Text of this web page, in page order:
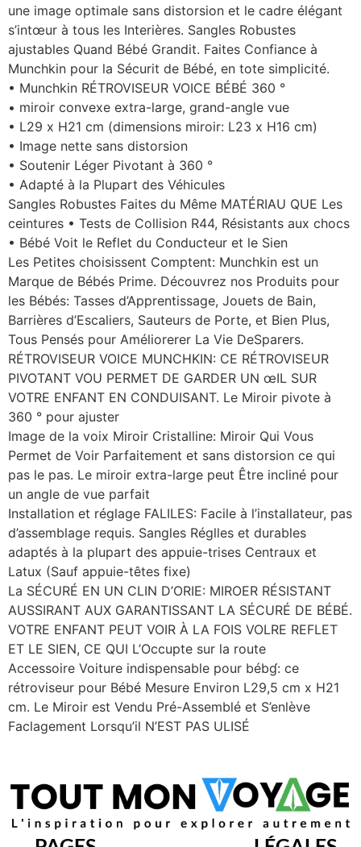
une image optimale sans distorsion et le cadre élégant
s’intœur à tous les Interières. Sangles Robustes
ajustables Quand Bébé Grandit. Faites Confiance à
Munchkin pour la Sécurit de Bébé, en tote simplicité.
• Munchkin RÉTROVISEUR VOICE BÉBÉ 360 °
• miroir convexe extra-large, grand-angle vue
• L29 x H21 cm (dimensions miroir: L23 x H16 cm)
• Image nette sans distorsion
• Soutenir Léger Pivotant à 360 °
• Adapté à la Plupart des Véhicules
Sangles Robustes Faites du Même MATÉRIAU QUE Les
ceintures • Tests de Collision R44, Résistants aux chocs
• Bébé Voit le Reflet du Conducteur et le Sien
Les Petites choisissent Comptent: Munchkin est un
Marque de Bébés Prime. Découvrez nos Produits pour
les Bébés: Tasses d’Apprentissage, Jouets de Bain,
Barrières d’Escaliers, Sauteurs de Porte, et Bien Plus,
Tous Pensés pour Améliorerer La Vie DeSparers.
RÉTROVISEUR VOICE MUNCHKIN: CE RÉTROVISEUR
PIVOTANT VOU PERMET DE GARDER UN œIL SUR
VOTRE ENFANT EN CONDUISANT. Le Miroir pivote à
360 ° pour ajuster
Image de la voix Miroir Cristalline: Miroir Qui Vous
Permet de Voir Parfaitement et sans distorsion ce qui
pas le pas. Le miroir extra-large peut Être incliné pour
un angle de vue parfait
Installation et réglage FALILES: Facile à l’installateur, pas
d’assemblage requis. Sangles Réglles et durables
adaptés à la plupart des appuie-trises Centraux et
Latux (Sauf appuie-têtes fixe)
La SÉCURÉ EN UN CLIN D’ORIE: MIROER RÉSISTANT
AUSSIRANT AUX GARANTISSANT LA SÉCURÉ DE BÉBÉ.
VOTRE ENFANT PEUT VOIR À LA FOIS VOLRE REFLET
ET LE SIEN, CE QUI L’Occupte sur la route
Accessoire Voiture indispensable pour bébɠ: ce
rétroviseur pour Bébé Mesure Environ L29,5 cm x H21
cm. Le Miroir est Vendu Pré-Assemblé et S’enlève
Faclagement Lorsqu’il N’EST PAS ULISÉ